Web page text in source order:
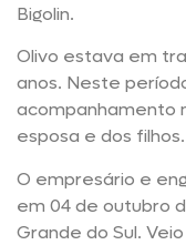
Bigolin.
Olivo estava em
anos. Neste
acompanhamento
esposa e dos filhos.
O empresário e
em 04 de outubro
Grande do Sul.